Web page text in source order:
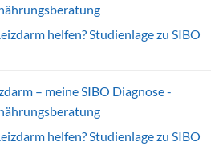
helfen? Studienlage zu SIBO
– meine SIBO Diagnose -
helfen? Studienlage zu SIBO